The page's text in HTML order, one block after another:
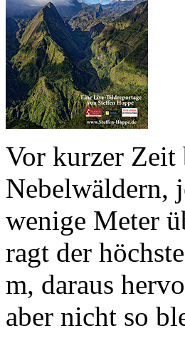
Vor kurzer Zeit
Nebelwäldern,
wenige Meter
ragt der
m, daraus
aber nicht so